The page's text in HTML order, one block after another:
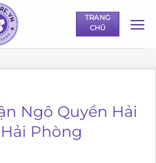
TRANG
CHỦ
Ngô Quyền Hải
Phòng